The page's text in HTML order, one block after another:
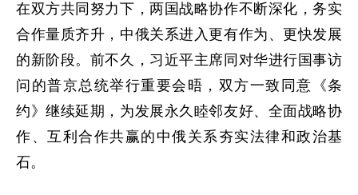
在双方共同努力下，两国战略协作不断深化，务实
合作量质齐升，中俄关系进入更有作为、更快发展
的新阶段。前不久，习近平主席同对华进行国事访
问的普京总统举行重要会晤，双方一致同意《条
约》继续延期，为发展永久睦邻友好、全面战略协
作、互利合作共赢的中俄关系夯实法律和政治基
石。